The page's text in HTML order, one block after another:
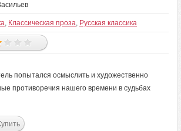
, Классическая проза, Русская классика
попытался осмыслить и художественно
противоречия нашего времени в судьбах